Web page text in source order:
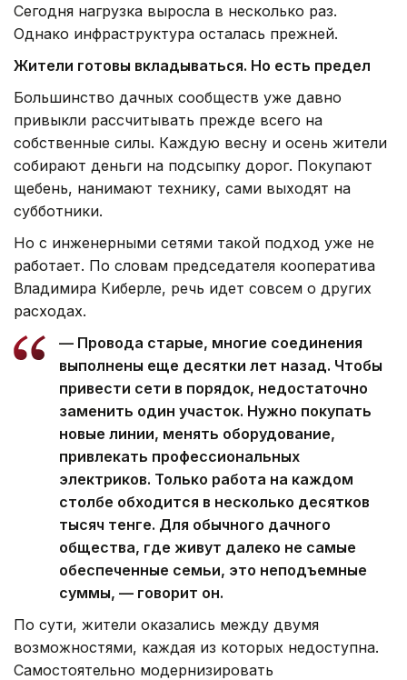
Сегодня нагрузка выросла в несколько раз.
Однако инфраструктура осталась прежней.
Жители готовы вкладываться. Но есть предел
Большинство дачных сообществ уже давно
привыкли рассчитывать прежде всего на
собственные силы. Каждую весну и осень жители
собирают деньги на подсыпку дорог. Покупают
щебень, нанимают технику, сами выходят на
субботники.
Но с инженерными сетями такой подход уже не
работает. По словам председателя кооператива
Владимира Киберле, речь идет совсем о других
расходах.
— Провода старые, многие соединения
выполнены еще десятки лет назад. Чтобы
привести сети в порядок, недостаточно
заменить один участок. Нужно покупать
новые линии, менять оборудование,
привлекать профессиональных
электриков. Только работа на каждом
столбе обходится в несколько десятков
тысяч тенге. Для обычного дачного
общества, где живут далеко не самые
обеспеченные семьи, это неподъемные
суммы, — говорит он.
По сути, жители оказались между двумя
возможностями, каждая из которых недоступна.
Самостоятельно модернизировать